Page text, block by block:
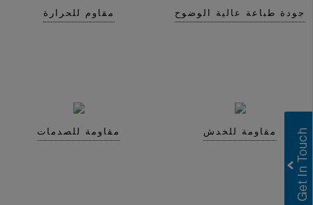
مقاوم للحرارة جودة طباعة عالية الوضوح
مقاومة للصدمات مقاومة للخدش
Greenlam Laminates
Greenlam Compact Laminates
I consent to have this website store